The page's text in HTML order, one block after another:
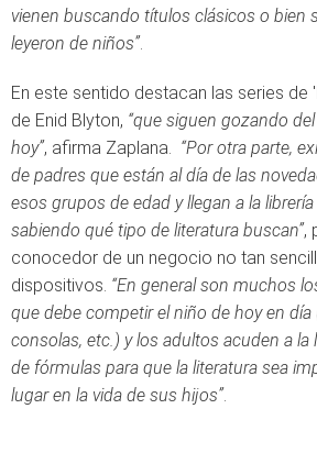
vienen buscando títulos clásicos o bien
leyeron de niños”.
En este sentido destacan las series de
de Enid Blyton, “que siguen gozando
hoy”, afirma Zaplana. “Por otra parte,
de padres que están al día de las
esos grupos de edad y llegan a la
sabiendo qué tipo de literatura buscan”,
conocedor de un negocio no tan
dispositivos. “En general son muchos
que debe competir el niño de hoy en día
consolas, etc.) y los adultos acuden a la
de fórmulas para que la literatura sea
lugar en la vida de sus hijos”.